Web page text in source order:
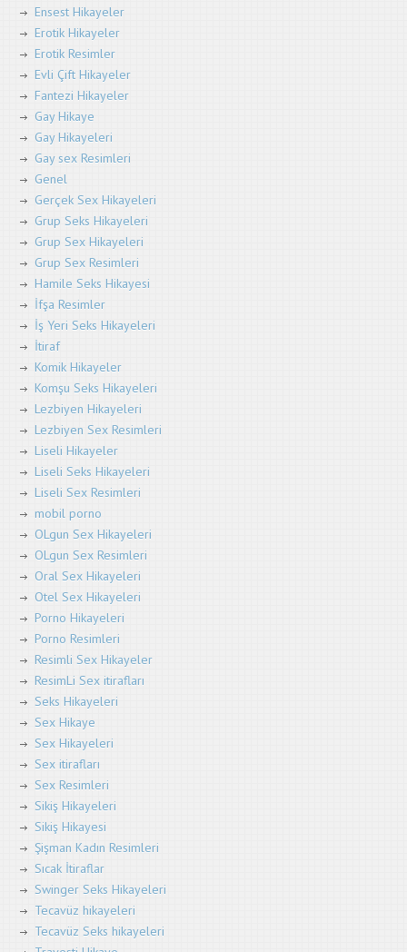
Ensest Hikayeler
Erotik Hikayeler
Erotik Resimler
Evli Çift Hikayeler
Fantezi Hikayeler
Gay Hikaye
Gay Hikayeleri
Gay sex Resimleri
Genel
Gerçek Sex Hikayeleri
Grup Seks Hikayeleri
Grup Sex Hikayeleri
Grup Sex Resimleri
Hamile Seks Hikayesi
İfşa Resimler
İş Yeri Seks Hikayeleri
İtiraf
Komik Hikayeler
Komşu Seks Hikayeleri
Lezbiyen Hikayeleri
Lezbiyen Sex Resimleri
Liseli Hikayeler
Liseli Seks Hikayeleri
Liseli Sex Resimleri
mobil porno
OLgun Sex Hikayeleri
OLgun Sex Resimleri
Oral Sex Hikayeleri
Otel Sex Hikayeleri
Porno Hikayeleri
Porno Resimleri
Resimli Sex Hikayeler
ResimLi Sex itirafları
Seks Hikayeleri
Sex Hikaye
Sex Hikayeleri
Sex itirafları
Sex Resimleri
Sikiş Hikayeleri
Sikiş Hikayesi
Şişman Kadın Resimleri
Sıcak İtiraflar
Swinger Seks Hikayeleri
Tecavüz hikayeleri
Tecavüz Seks hikayeleri